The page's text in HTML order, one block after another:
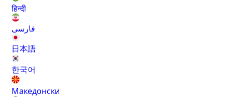
हिन्दी
فارسی
日本語
한국어
Македонски